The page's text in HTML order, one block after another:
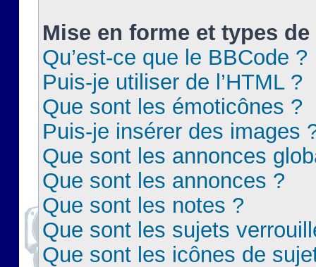
Mise en forme et types
Qu’est-ce que le BBCode ?
Puis-je utiliser de l’HTML ?
Que sont les émoticônes ?
Puis-je insérer des images
Que sont les annonces
Que sont les annonces ?
Que sont les notes ?
Que sont les sujets
Que sont les icônes de